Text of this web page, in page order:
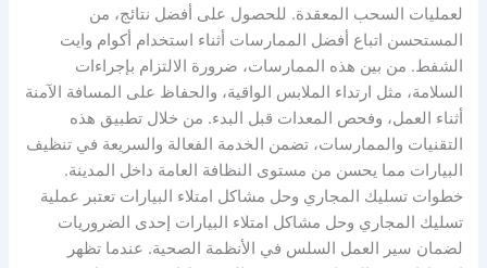
لعمليات السحب المعقدة. للحصول على أفضل نتائج، من
المستحسن اتباع أفضل الممارسات أثناء استخدام أكوام وايت
الشفط. من بين هذه الممارسات، ضرورة الالتزام بإجراءات
السلامة، مثل ارتداء الملابس الواقية، والحفاظ على المسافة الآمنة
أثناء العمل، وفحص المعدات قبل البدء. من خلال تطبيق هذه
التقنيات والممارسات، تضمن الخدمة الفعالة والسريعة في تنظيف
البيارات مما يحسن من مستوى النظافة العامة داخل المدينة.
خطوات تسليك المجاري وحل مشاكل امتلاء البيارات تعتبر عملية
تسليك المجاري وحل مشاكل امتلاء البيارات إحدى الضروريات
لضمان سير العمل السلس في الأنظمة الصحية. عندما تظهر